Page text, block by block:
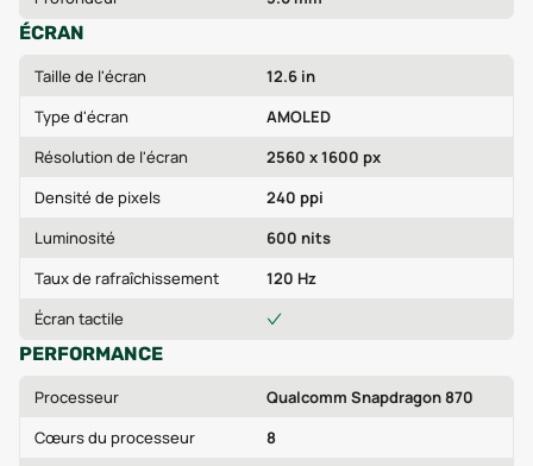
ÉCRAN
Taille de l'écran
12.6 in
Type d'écran
AMOLED
Résolution de l'écran
2560 x 1600 px
Densité de pixels
240 ppi
Luminosité
600 nits
Taux de rafraîchissement
120 Hz
Écran tactile
PERFORMANCE
Processeur
Qualcomm Snapdragon 870
Cœurs du processeur
8